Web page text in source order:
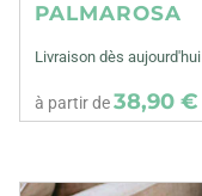
PALMAROSA
Livraison dès aujourd'hui
à partir de38,90 €